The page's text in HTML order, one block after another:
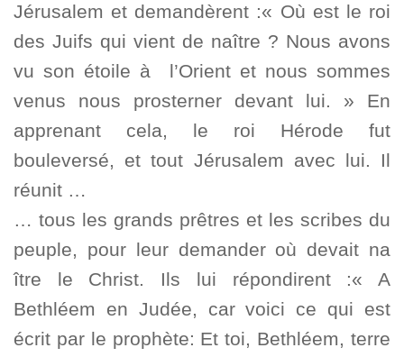
Jérusalem et demandèrent :« Où est le roi
des Juifs qui vient de naître ? Nous avons
vu son étoile à l’Orient et nous sommes
venus nous prosterner devant lui. » En
apprenant cela, le roi Hérode fut
bouleversé, et tout Jérusalem avec lui. Il
réunit …
… tous les grands prêtres et les scribes du
peuple, pour leur demander où devait na
ître le Christ. Ils lui répondirent :« A
Bethléem en Judée, car voici ce qui est
écrit par le prophète: Et toi, Bethléem, terre